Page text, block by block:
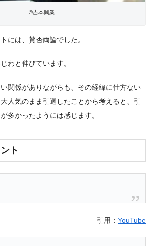
©吉本興業
には、賛否両論でした。
わと伸びています。
関係がありながらも、その経緯に仕方ない
人気のまま引退したことから考えると、引
多かったようには感じます。
ト
引用： YouTube